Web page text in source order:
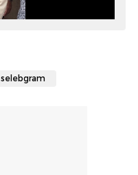
selebgram